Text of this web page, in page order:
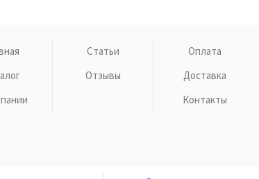
Статьи
Отзывы
Оплата
Доставка
Контакты